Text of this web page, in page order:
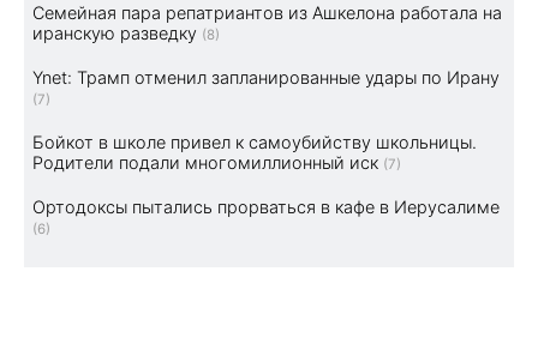
Семейная пара репатриантов из Ашкелона работала на
иранскую разведку (8)
Ynet: Трамп отменил запланированные удары по Ирану
(7)
Бойкот в школе привел к самоубийству школьницы.
Родители подали многомиллионный иск (7)
Ортодоксы пытались прорваться в кафе в Иерусалиме
(6)